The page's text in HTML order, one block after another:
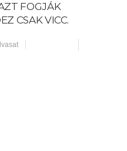
FOGJÁK
CSAK VICC.